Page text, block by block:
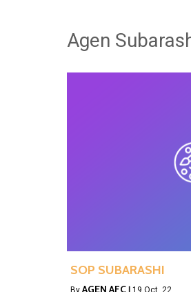
Agen
SOP SUBARASHI